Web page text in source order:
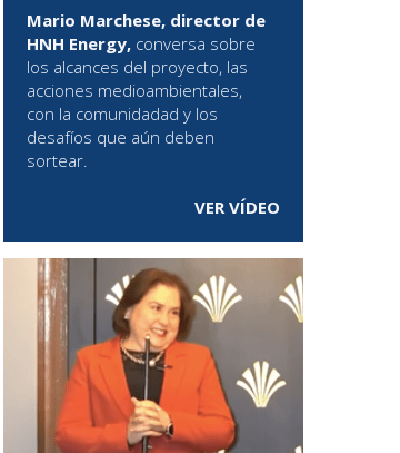
Mario Marchese, director de
HNH Energy, conversa sobre
los alcances del proyecto, las
acciones medioambientales,
con la comunidadad y los
desafíos que aún deben
sortear.
VER VÍDEO